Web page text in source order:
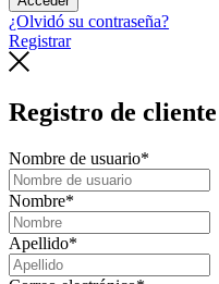
¿Olvidó su contraseña?
Registrar
Registro de cliente
Nombre de usuario*
Nombre*
Apellido*